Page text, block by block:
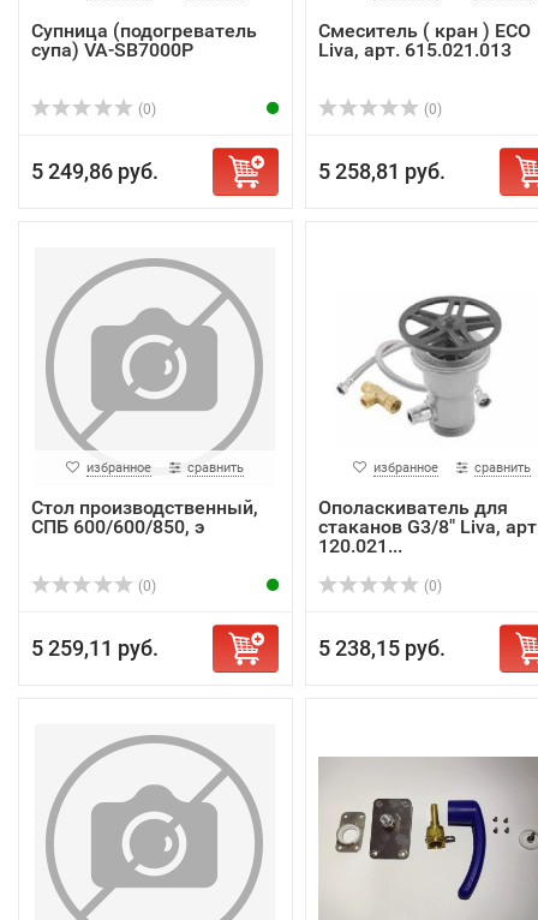
Супница (подогреватель
супа) VA-SB7000P
(0)
5 249,86 руб.
Смеситель ( кран ) ECO
Liva, арт. 615.021.013
(0)
5 258,81 руб.
избранное сравнить
Стол производственный,
СПБ 600/600/850, э
(0)
5 259,11 руб.
избранное сравнить
Ополаскиватель для
стаканов G3/8" Liva,
120.021...
(0)
5 238,15 руб.